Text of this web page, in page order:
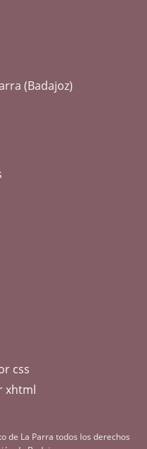
(Badajoz)
de La Parra todos los derechos